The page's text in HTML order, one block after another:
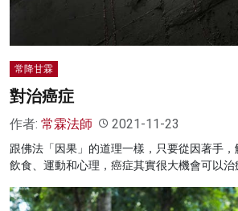
常降甘霖
對治癌症
作者: 常霖法師 2021-11-23
跟佛法「因果」的道理一樣，只要從因著手，
飲食、運動和心理，癌症其實很大機會可以治